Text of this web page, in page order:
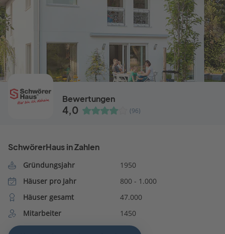
Bewertungen
4,0 (96)
SchwörerHaus in Zahlen
Gründungsjahr
1950
Häuser pro Jahr
800 - 1.000
Häuser gesamt
47.000
Mitarbeiter
1450